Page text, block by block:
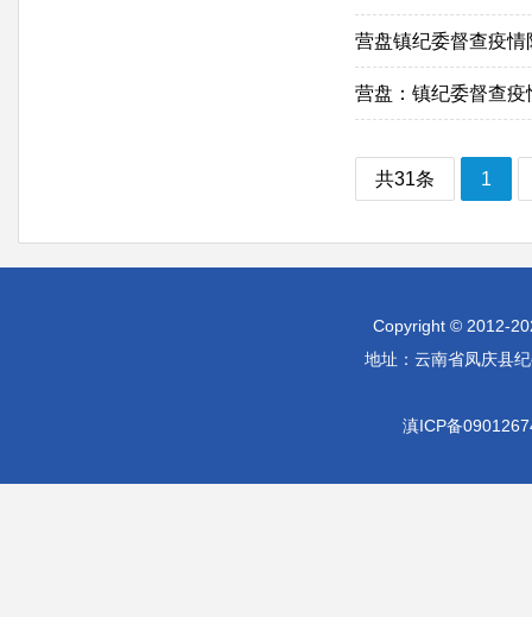
营盘镇纪委督查疫情
营盘：镇纪委督查疫
共31条 1
Copyright © 2012-
地址：云南省凤庆县
滇ICP备